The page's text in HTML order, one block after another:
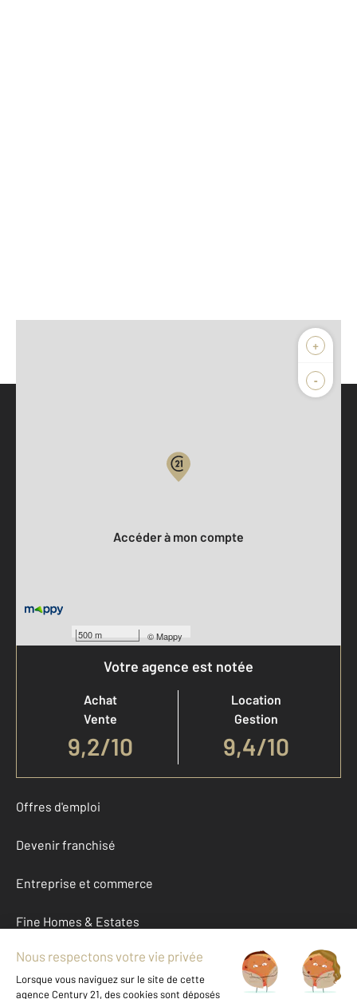
+
-
500 m ©Mappy
Accéder à mon compte
Votre agence est notée
Achat
Vente
9,2/10
Location
Gestion
9,4/10
Offres d'emploi
Devenir franchisé
Entreprise et commerce
Fine Homes & Estates
À propos